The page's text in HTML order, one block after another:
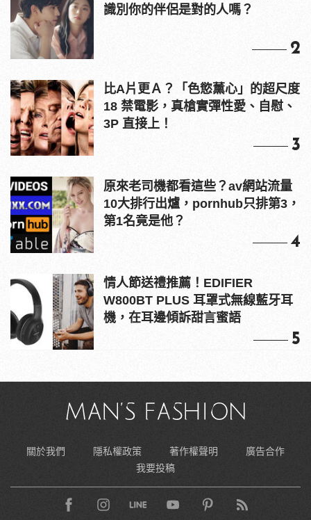
識別你的伴侶是對的人嗎？
2
比A片更Ａ？「色慾薰心」的超尺度
18 禁電影，真槍實彈性愛、自慰、
3P 直接上！
3
原來老司機都看這些？av網站流量
10大排行出爐，pornhub只排第3，
第1名竟是他？
4
情人節送禮推薦！EDIFIER
W800BT PLUS 耳罩式無線藍牙耳
機，在耳邊傾訴甜言蜜語
5
關於我們 隱私權政策 著作權聲明
廣告合作
我要投稿